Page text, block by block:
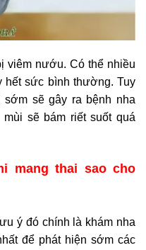
viêm nướu. Có thể nhiều
sức bình thường. Tuy
sẽ gây ra bệnh nha
sẽ bám riết suốt quá
mang thai sao cho
ý đó chính là khám nha
để phát hiện sớm các